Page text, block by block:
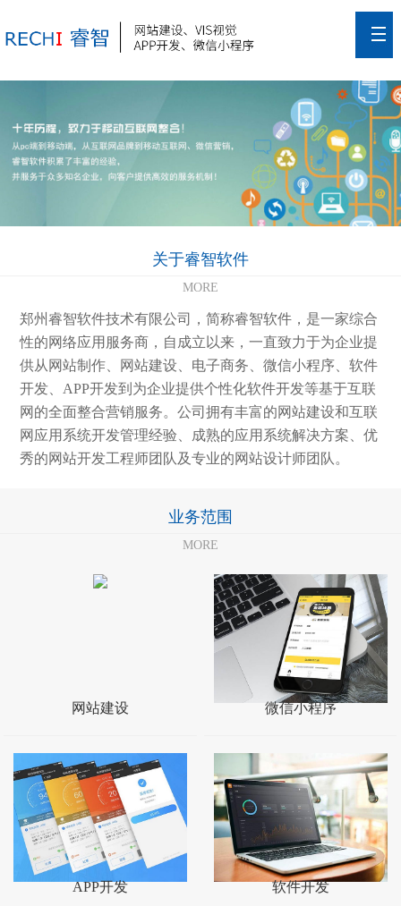
关于睿智软件
MORE
郑州睿智软件技术有限公司，简称睿智软件，是一家综合
性的网络应用服务商，自成立以来，一直致力于为企业提
供从网站制作、网站建设、电子商务、微信小程序、软件
开发、APP开发到为企业提供个性化软件开发等基于互联
网的全面整合营销服务。公司拥有丰富的网站建设和互联
网应用系统开发管理经验、成熟的应用系统解决方案、优
秀的网站开发工程师团队及专业的网站设计师团队。
业务范围
MORE
网站建设 微信小程序
APP开发 软件开发